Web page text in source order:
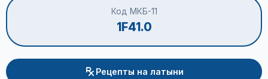
Код МКБ-11
1F41.0
Рецепты на латыни